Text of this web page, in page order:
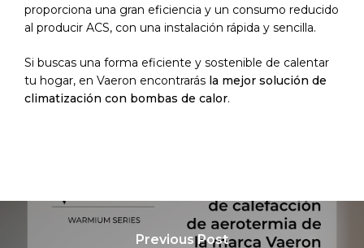
proporciona una gran eficiencia y un consumo reducido
al producir ACS, con una instalación rápida y sencilla.
Si buscas una forma eficiente y sostenible de calentar
tu hogar, en Vaeron encontrarás la mejor solución de
climatización con bombas de calor.
Previous Post